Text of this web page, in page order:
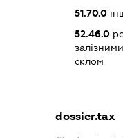
51.70.0
52.46.0
склом
dossier.tax